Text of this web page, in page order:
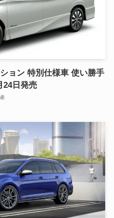
ョン 特別仕様車 使い勝手
24日発売